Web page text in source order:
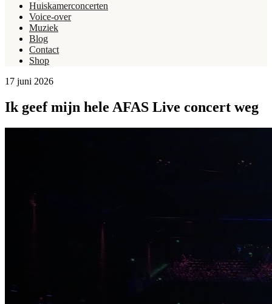
Huiskamerconcerten
Voice-over
Muziek
Blog
Contact
Shop
17 juni 2026
Ik geef mijn hele AFAS Live concert weg